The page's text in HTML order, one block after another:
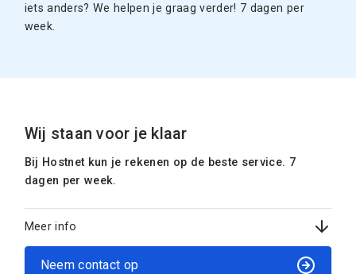
iets anders? We helpen je graag verder! 7 dagen per
week.
Wij staan voor je klaar
Bij Hostnet kun je rekenen op de beste service. 7
dagen per week.
Meer info
Neem contact op